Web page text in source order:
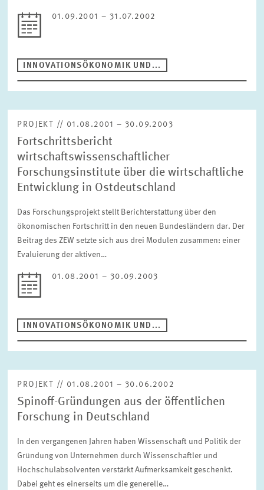
Zeitraum
ZURÜCKSETZEN
01.09.2001 – 31.07.2002
INNOVATIONSÖKONOMIK UND...
PROJEKT // 01.08.2001 – 30.09.2003
Fortschrittsbericht
wirtschaftswissenschaftlicher
Forschungsinstitute über die wirtschaftliche
Entwicklung in Ostdeutschland
Das Forschungsprojekt stellt Berichterstattung über den
ökonomischen Fortschritt in den neuen Bundesländern dar. Der
Beitrag des ZEW setzte sich aus drei Modulen zusammen: einer
Evaluierung der aktiven…
01.08.2001 – 30.09.2003
INNOVATIONSÖKONOMIK UND...
PROJEKT // 01.08.2001 – 30.06.2002
Spinoff-Gründungen aus der öffentlichen
Forschung in Deutschland
In den vergangenen Jahren haben Wissenschaft und Politik der
Gründung von Unternehmen durch Wissenschaftler und
Hochschulabsolventen verstärkt Aufmerksamkeit geschenkt.
Dabei geht es einerseits um die generelle…